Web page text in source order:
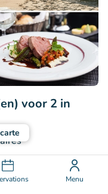
Menu
voor 2 in